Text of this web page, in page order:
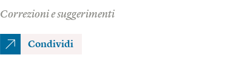
Correzioni e suggerimenti
Condividi